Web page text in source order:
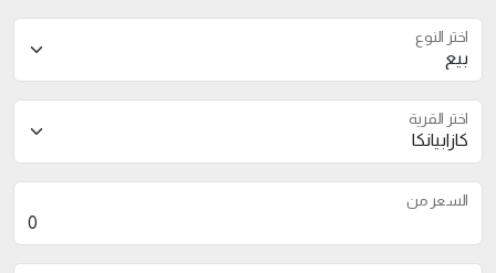
اختر النوع
اختر القرية
السعر من